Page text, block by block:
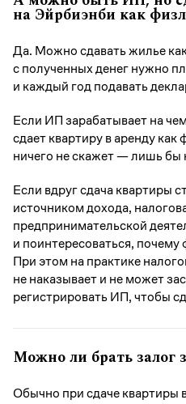
на Эйрбиэнби как
Да. Можно сдавать жилье
с полученных денег нужно
и каждый год подавать
Если ИП зарабатывает на
сдает квартиру в аренду как
ничего не скажет — лишь бы
Если вдруг сдача квартиры
источником дохода,
предпринимательской
и поинтересоваться,
При этом на практике
не наказывает и не может
регистрировать ИП, чтобы
Можно ли брать залог
Обычно при сдаче квартиры